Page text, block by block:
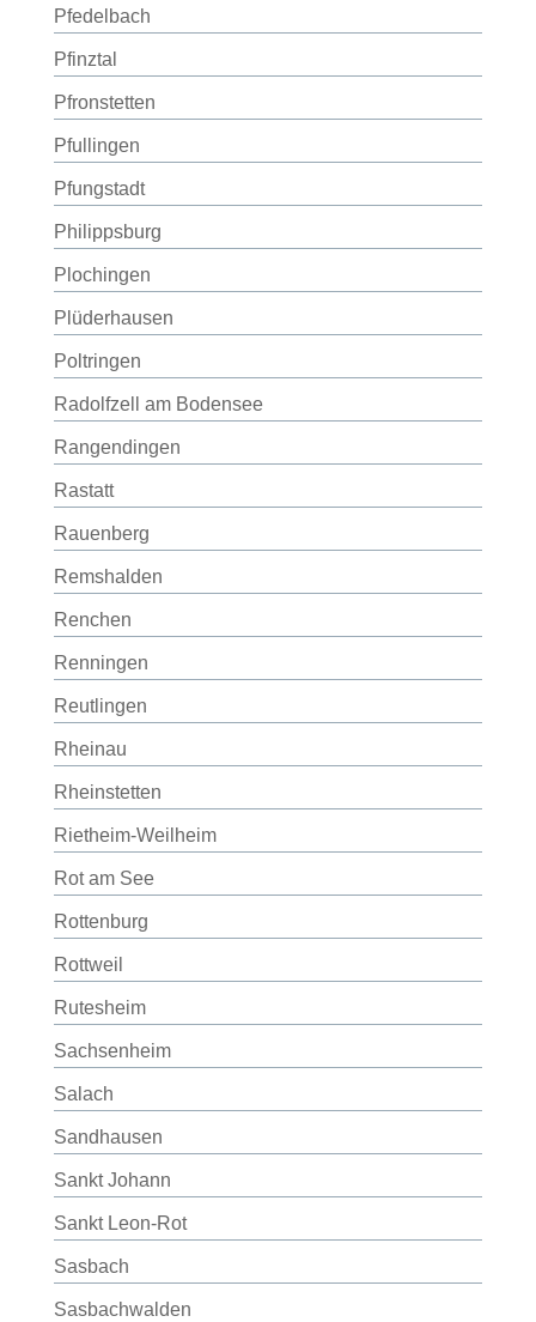
Pfedelbach
Pfinztal
Pfronstetten
Pfullingen
Pfungstadt
Philippsburg
Plochingen
Plüderhausen
Poltringen
Radolfzell am Bodensee
Rangendingen
Rastatt
Rauenberg
Remshalden
Renchen
Renningen
Reutlingen
Rheinau
Rheinstetten
Rietheim-Weilheim
Rot am See
Rottenburg
Rottweil
Rutesheim
Sachsenheim
Salach
Sandhausen
Sankt Johann
Sankt Leon-Rot
Sasbach
Sasbachwalden